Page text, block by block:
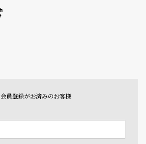
会員登録がお済みのお客様